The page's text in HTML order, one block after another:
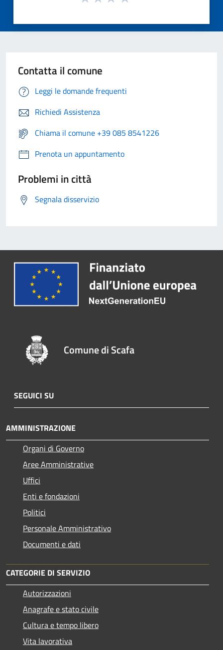
Contatta il comune
Leggi le domande frequenti
Richiedi Assistenza
Chiama il comune +39 085 8541226
Prenota un appuntamento
Problemi in città
Segnala disservizio
Comune di Scafa
SEGUICI SU
AMMINISTRAZIONE
Organi di Governo
Aree Amministrative
Uffici
Enti e fondazioni
Politici
Personale Amministrativo
Documenti e dati
CATEGORIE DI SERVIZIO
Autorizzazioni
Anagrafe e stato civile
Cultura e tempo libero
Vita lavorativa